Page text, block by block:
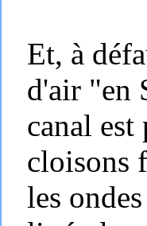
Et, à
d'air "en
canal
cloisons
les